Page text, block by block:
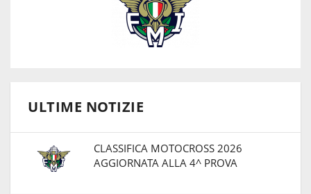
ULTIME NOTIZIE
CLASSIFICA MOTOCROSS 2026
AGGIORNATA ALLA 4^ PROVA